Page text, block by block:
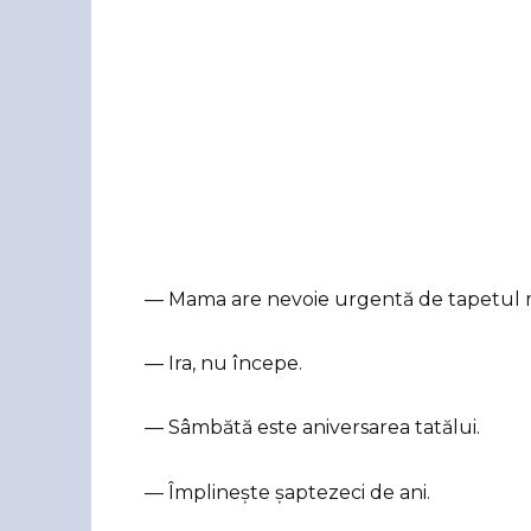
— Mama are nevoie urgentă de tapetul
— Ira, nu începe.
— Sâmbătă este aniversarea tatălui.
— Împlinește șaptezeci de ani.